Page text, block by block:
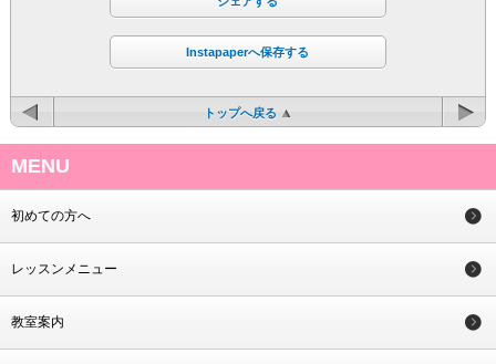
Instapaperへ保存する
トップへ戻る
MENU
初めての方へ
レッスンメニュー
教室案内